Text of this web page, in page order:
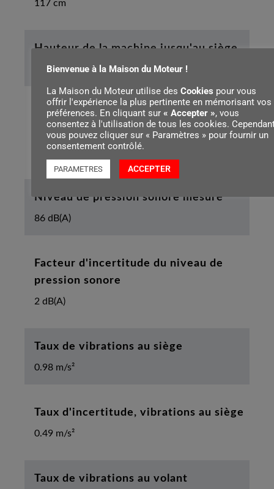
117 cm
Hauteur de la machine jusqu'au siège
116 cm
Niveau de puissance acoustique
garanti
100 dB(A)
Niveau de pression sonore mesuré
86 dB(A)
Facteur d'incertitude du niveau de
pression sonore
2 dB(A)
Taux de vibrations au siège
0.98 m/s²
Taux d'incertitude, vibrations au siège
0.49 m/s²
Taux de vibrations au volant
Bienvenue à la Maison du Moteur !
La Maison du Moteur utilise des Cookies pour vous
offrir l'expérience la plus pertinente en mémorisant vos
préférences. En cliquant sur « Accepter », vous
consentez à l'utilisation de tous les cookies.
vous pouvez cliquer sur « Paramètres » pour fournir un
consentement contrôlé.
PARAMETRES ACCEPTER